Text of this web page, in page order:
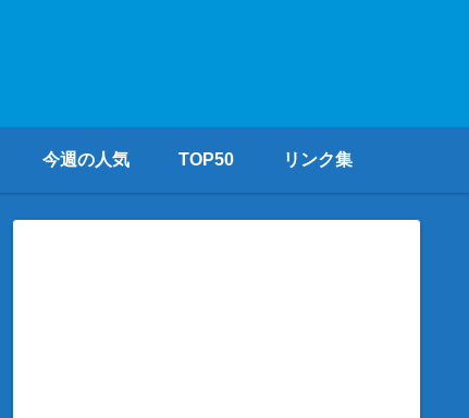
今週の人気 TOP50 リンク集